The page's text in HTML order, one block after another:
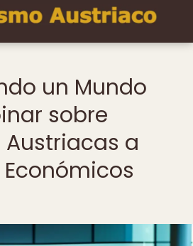
un Mundo
sobre
Austriacas a